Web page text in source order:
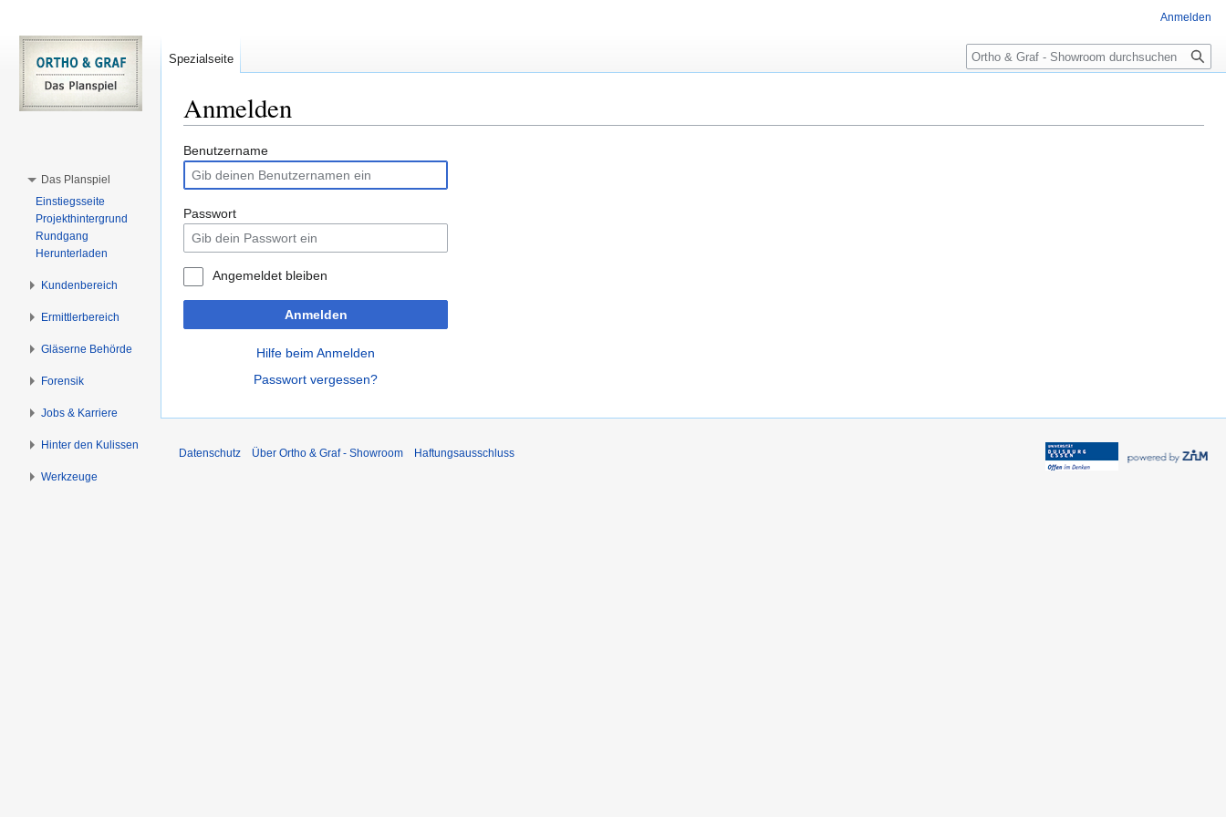
Anmelden
Zur
Navigation
springen
Zur
Suche
springen
Benutzername
Passwort
Angemeldet bleiben
Anmelden
Hilfe beim Anmelden
Passwort vergessen?
Anmelden
Spezialseite Suche
Das Planspiel
Einstiegsseite
Projekthintergrund
Rundgang
Herunterladen
Kundenbereich
Ermittlerbereich
Gläserne Behörde
Forensik
Jobs & Karriere
Hinter den Kulissen
Werkzeuge
Datenschutz Über Ortho & Graf - Showroom Haftungsausschluss